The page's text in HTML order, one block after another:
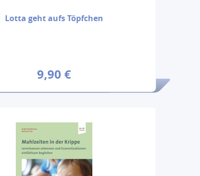
Lotta geht aufs Töpfchen
9,90 €